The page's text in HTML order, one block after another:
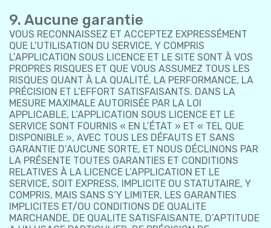
9. Aucune garantie
VOUS RECONNAISSEZ ET ACCEPTEZ EXPRESSÉMENT
QUE L’UTILISATION DU SERVICE, Y COMPRIS
L’APPLICATION SOUS LICENCE ET LE SITE SONT À VOS
PROPRES RISQUES ET QUE VOUS ASSUMEZ TOUS LES
RISQUES QUANT À LA QUALITÉ, LA PERFORMANCE, LA
PRÉCISION ET L’EFFORT SATISFAISANTS. DANS LA
MESURE MAXIMALE AUTORISÉE PAR LA LOI
APPLICABLE, L’APPLICATION SOUS LICENCE ET LE
SERVICE SONT FOURNIS « EN L’ÉTAT » ET « TEL QUE
DISPONIBLE », AVEC TOUS LES DÉFAUTS ET SANS
GARANTIE D’AUCUNE SORTE, ET NOUS DÉCLINONS PAR
LA PRÉSENTE TOUTES GARANTIES ET CONDITIONS
RELATIVES À LA LICENCE L’APPLICATION ET LE
SERVICE, SOIT EXPRESS, IMPLICITE OU STATUTAIRE, Y
COMPRIS, MAIS SANS S’Y LIMITER, LES GARANTIES
IMPLICITES ET/OU CONDITIONS DE QUALITE
MARCHANDE, DE QUALITE SATISFAISANTE, D’APTITUDE